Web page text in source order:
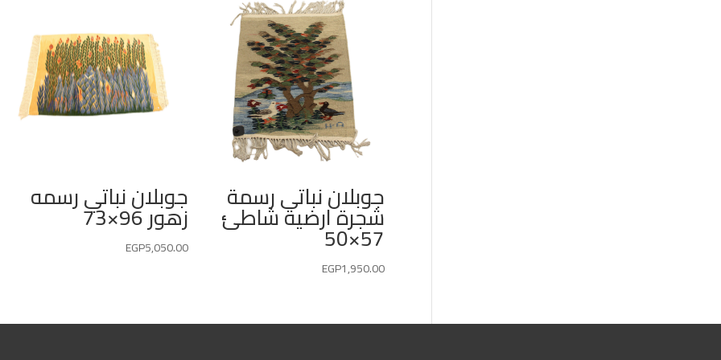
جوبلان نباتى رسمة
شجرة ارضية شاطئ
57×50
EGP1,950.00
جوبلان نباتي رسمه
زهور 96×73
EGP5,050.00